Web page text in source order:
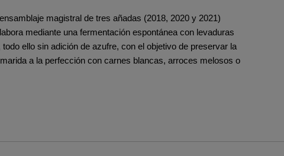
magistral de tres añadas (2018, 2020 y 2021)
mediante una fermentación espontánea con levaduras
todo ello sin adición de azufre, con el objetivo de preservar la
a la perfección con carnes blancas, arroces melosos o